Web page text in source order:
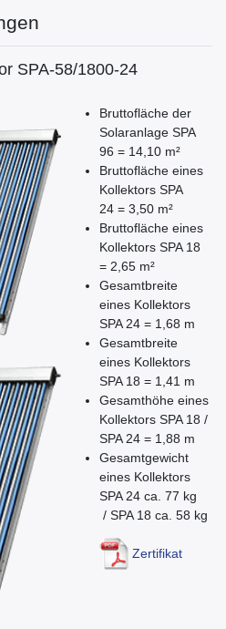
SPA-58/1800-24
Bruttofläche der
Solaranlage SPA
96 = 14,10 m²
Bruttofläche eines
Kollektors SPA
24 = 3,50 m²
Bruttofläche eines
Kollektors SPA 18
= 2,65 m²
Gesamtbreite
eines Kollektors
SPA 24 = 1,68 m
Gesamtbreite
eines Kollektors
SPA 18 = 1,41 m
Gesamthöhe eines
Kollektors SPA 18 /
SPA 24 = 1,88 m
Gesamtgewicht
eines Kollektors
SPA 24 ca. 77 kg
/ SPA 18 ca. 58 kg
Zertifikat